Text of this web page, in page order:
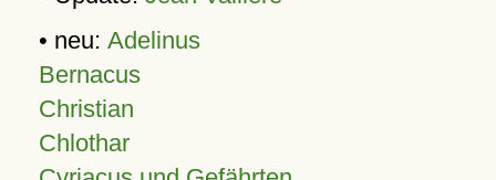
• neu: Adelinus
Bernacus
Christian
Chlothar